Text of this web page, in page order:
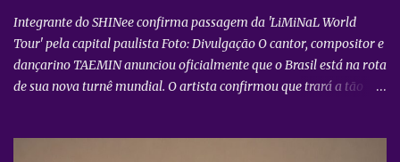
para as sessões nos cine...
Integrante do SHINee confirma passagem da 'LiMiNaL World
Tour' pela capital paulista Foto: Divulgação O cantor, compositor e
dançarino TAEMIN anunciou oficialmente que o Brasil está na rota
de sua nova turnê mundial. O artista confirmou que trará a tão